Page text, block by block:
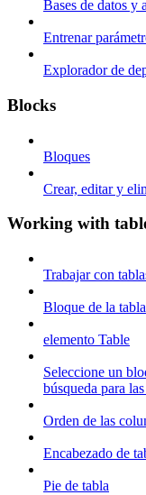
Bases de datos y
Entrenar
Explorador de
Blocks
Bloques
Crear, editar y
Working with
Trabajar con
Bloque de la tabla
elemento Table
Seleccione un
búsqueda para
Orden de las
Encabezado de
Pie de tabla